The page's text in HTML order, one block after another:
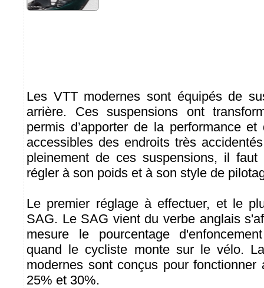
Les VTT modernes sont équipés de
arrière. Ces suspensions ont
permis d’apporter de la performance
accessibles des endroits très
pleinement de ces suspensions, il faut
régler à son poids et à son style de
Le premier réglage à effectuer, et le
SAG. Le SAG vient du verbe anglais
mesure le pourcentage
quand le cycliste monte sur le vélo.
modernes sont conçus pour
25% et 30%.